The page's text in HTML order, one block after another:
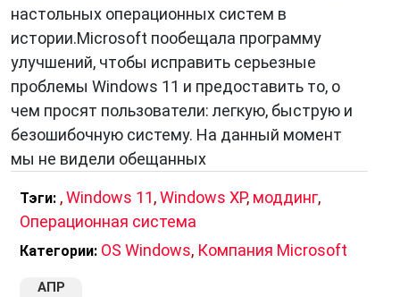
настольных операционных систем в
истории.Microsoft пообещала программу
улучшений, чтобы исправить серьезные
проблемы Windows 11 и предоставить то, о
чем просят пользователи: легкую, быструю и
безошибочную систему. На данный момент
мы не видели обещанных
Тэги: ,Windows 11,Windows XP, моддинг,
Операционная система
Категории: OS Windows, Компания Microsoft
АПР